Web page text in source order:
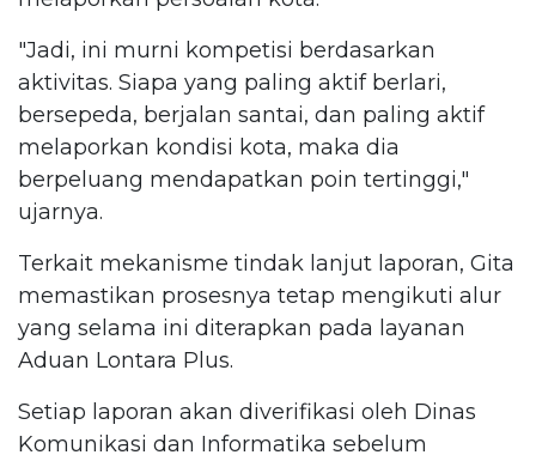
"Jadi, ini murni kompetisi berdasarkan
aktivitas. Siapa yang paling aktif berlari,
bersepeda, berjalan santai, dan paling aktif
melaporkan kondisi kota, maka dia
berpeluang mendapatkan poin tertinggi,"
ujarnya.
Terkait mekanisme tindak lanjut laporan, Gita
memastikan prosesnya tetap mengikuti alur
yang selama ini diterapkan pada layanan
Aduan Lontara Plus.
Setiap laporan akan diverifikasi oleh Dinas
Komunikasi dan Informatika sebelum